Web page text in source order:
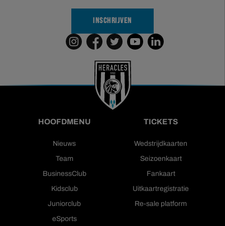
INSCHRIJVEN
HOOFDMENU
Nieuws
Team
BusinessClub
Kidsclub
Juniorclub
eSports
TICKETS
Wedstrijdkaarten
Seizoenkaart
Fankaart
Uitkaartregistratie
Re-sale platform